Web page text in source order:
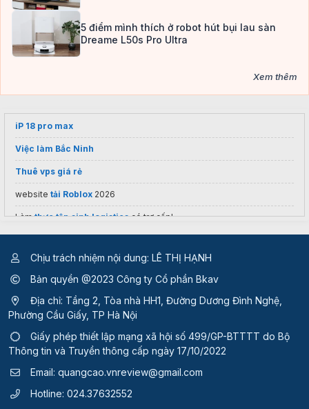
5 điểm mình thích ở robot hút bụi lau sàn
Dreame L50s Pro Ultra
Xem thêm
iP 18 pro max
Việc làm Bắc Ninh
Thuê vps giá rẻ
website tải Roblox 2026
Làmthực tập sinh logisticscó trợ cấp!
Chịu trách nhiệm nội dung: LÊ THỊ HẠNH
Bản quyền @2023 Công ty Cổ phần Bkav
Địa chỉ: Tầng 2, Tòa nhà HH1, Đường Dương Đình Nghệ,
Phường Cầu Giấy, TP Hà Nội
Giấy phép thiết lập mạng xã hội số 499/GP-BTTTT do Bộ
Thông tin và Truyền thông cấp ngày 17/10/2022
Email: quangcao.vnreview@gmail.com
Hotline: 024.37632552